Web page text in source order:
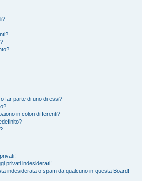
far parte di uno di essi?
in colori differenti?
privati indesiderati!
indesiderata o spam da qualcuno in questa Board!